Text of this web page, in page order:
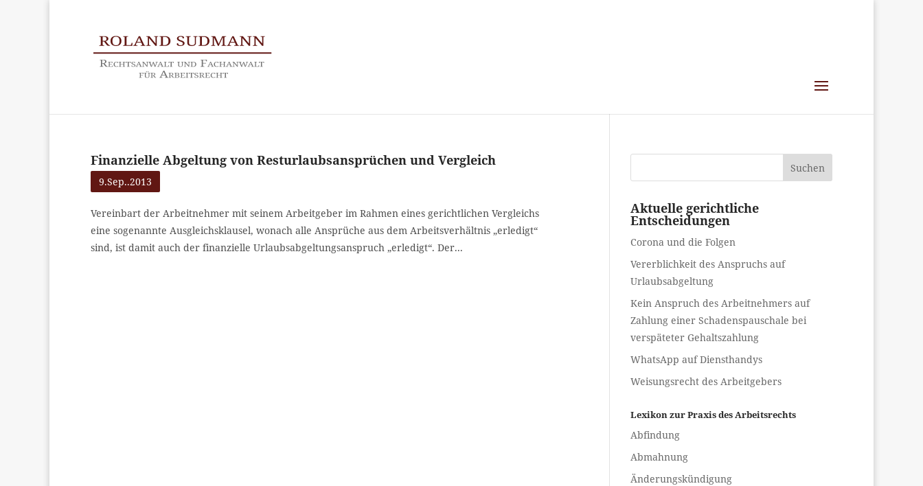
Finanzielle Abgeltung von Resturlaubsansprüchen und Vergleich
9.Sep..2013
Vereinbart der Arbeitnehmer mit seinem Arbeitgeber im Rahmen eines gerichtlichen Vergleichs
eine sogenannte Ausgleichsklausel, wonach alle Ansprüche aus dem Arbeitsverhältnis „erledigt“
sind, ist damit auch der finanzielle Urlaubsabgeltungsanspruch „erledigt“. Der...
Suchen
Aktuelle gerichtliche
Entscheidungen
Corona und die Folgen
Vererblichkeit des Anspruchs auf
Urlaubsabgeltung
Kein Anspruch des Arbeitnehmers auf
Zahlung einer Schadenspauschale bei
verspäteter Gehaltszahlung
WhatsApp auf Diensthandys
Weisungsrecht des Arbeitgebers
Lexikon zur Praxis des Arbeitsrechts
Abfindung
Abmahnung
Änderungskündigung